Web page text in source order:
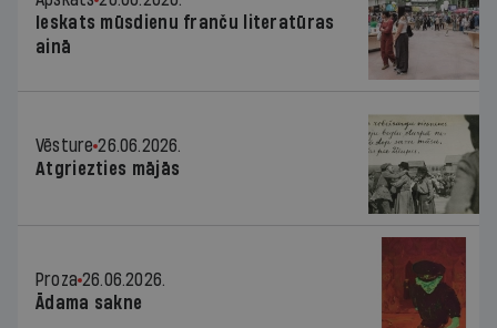
Ieskats mūsdienu franču literatūras
ainā
Vēsture 26.06.2026.
Atgriezties mājās
Proza 26.06.2026.
Ādama sakne